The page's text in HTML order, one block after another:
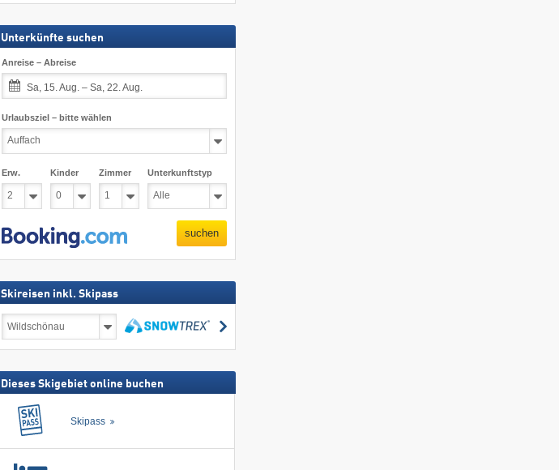
Unterkünfte suchen
Anreise – Abreise
Sa, 15. Aug. – Sa, 22. Aug.
Urlaubsziel – bitte wählen
Erw. Kinder Zimmer Unterkunftstyp
suchen
Skireisen inkl. Skipass
inkl.
suchen
Dieses Skigebiet online buchen
Skipass